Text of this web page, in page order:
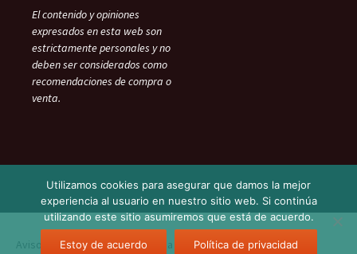
El contenido y opiniones
expresados en esta web son
estrictamente personales y no
deben ser considerados como
recomendaciones de compra o
venta.
Aviso Legal Funciona gracias a WordPress
Utilizamos cookies para asegurar que damos la mejor
experiencia al usuario en nuestro sitio web. Si continúa
utilizando este sitio asumiremos que está de acuerdo.
Estoy de acuerdo Política de privacidad